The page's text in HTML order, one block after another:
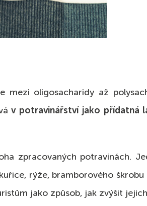
mezi oligosacharidy až
v potravinářství jako přídatná
zpracovaných potravinách.
rýže, bramborového
jako způsob, jak zvýšit